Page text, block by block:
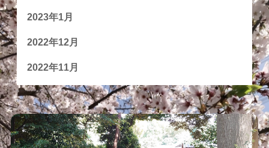
2023年1月
2022年12月
2022年11月